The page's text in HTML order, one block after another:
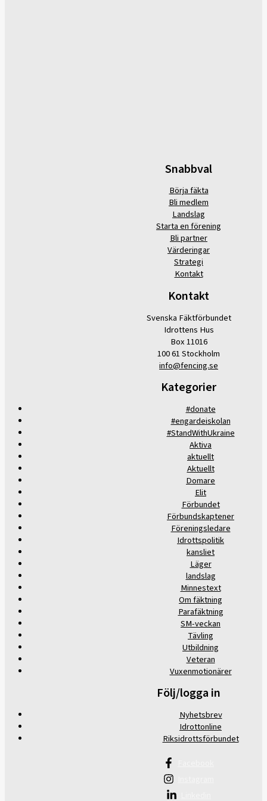
Snabbval
Börja fäkta
Bli medlem
Landslag
Starta en förening
Bli partner
Värderingar
Strategi
Kontakt
Kontakt
Svenska Fäktförbundet
Idrottens Hus
Box 11016
100 61 Stockholm
info@fencing.se
Kategorier
#donate
#engardeiskolan
#StandWithUkraine
Aktiva
aktuellt
Aktuellt
Domare
Elit
Förbundet
Förbundskaptener
Föreningsledare
Idrottspolitik
kansliet
Läger
landslag
Minnestext
Om fäktning
Parafäktning
SM-veckan
Tävling
Utbildning
Veteran
Vuxenmotionärer
Följ/logga in
Nyhetsbrev
Idrottonline
Riksidrottsförbundet